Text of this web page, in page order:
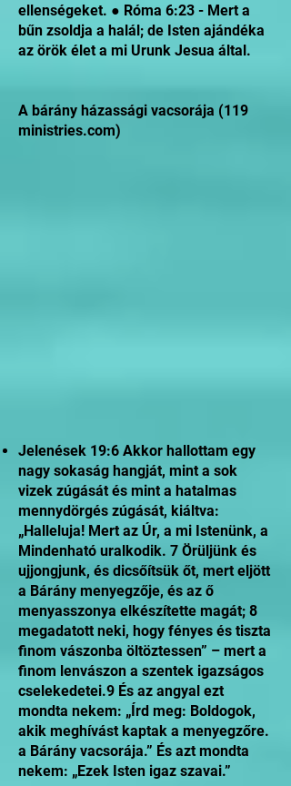
ellenségeket. ● Róma 6:23 - Mert a
bűn zsoldja a halál; de Isten ajándéka
az örök élet a mi Urunk Jesua által.
A bárány házassági vacsorája (119
ministries.com)
Jelenések 19:6 Akkor hallottam egy
nagy sokaság hangját, mint a sok
vizek zúgását és mint a hatalmas
mennydörgés zúgását, kiáltva:
„Halleluja! Mert az Úr, a mi Istenünk, a
Mindenható uralkodik. 7 Örüljünk és
ujjongjunk, és dicsőítsük őt, mert eljött
a Bárány menyegzője, és az ő
menyasszonya elkészítette magát; 8
megadatott neki, hogy fényes és tiszta
finom vászonba öltöztessen” – mert a
finom lenvászon a szentek igazságos
cselekedetei.9 És az angyal ezt
mondta nekem: „Írd meg: Boldogok,
akik meghívást kaptak a menyegzőre.
a Bárány vacsorája.” És azt mondta
nekem: „Ezek Isten igaz szavai.”